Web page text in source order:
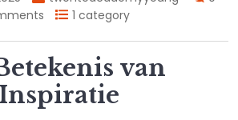
1 category
van
Inspiratie